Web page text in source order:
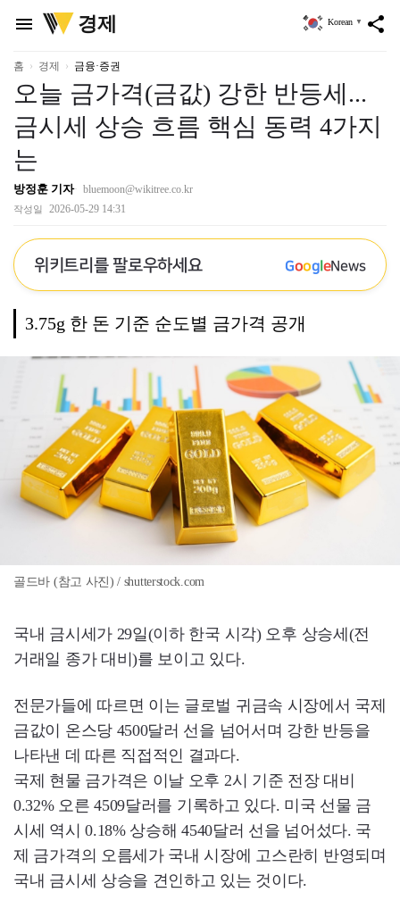
menu
위
키
리
경제 share
Korean ▼
홈 경제 금융·증권
오늘 금가격(금값) 강한 반등세...
금시세 상승 흐름 핵심 동력 4가지
는
방정훈 기자 bluemoon@wikitree.co.kr
작성일 2026-05-29 14:31
위키트리를 팔로우하세요 GoogleNews
3.75g 한 돈 기준 순도별 금가격 공개
골드바 (참고 사진) / shutterstock.com
국내 금시세가 29일(이하 한국 시각) 오후 상승세(전
거래일 종가 대비)를 보이고 있다.
전문가들에 따르면 이는 글로벌 귀금속 시장에서 국제
금값이 온스당 4500달러 선을 넘어서며 강한 반등을
나타낸 데 따른 직접적인 결과다.
국제 현물 금가격은 이날 오후 2시 기준 전장 대비
0.32% 오른 4509달러를 기록하고 있다. 미국 선물 금
시세 역시 0.18% 상승해 4540달러 선을 넘어섰다. 국
제 금가격의 오름세가 국내 시장에 고스란히 반영되며
국내 금시세 상승을 견인하고 있는 것이다.